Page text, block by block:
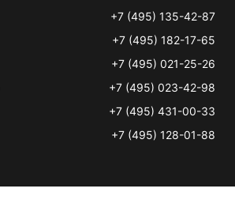
+7 (495) 135-42-87
+7 (495) 182-17-65
+7 (495) 021-25-26
+7 (495) 023-42-98
+7 (495) 431-00-33
+7 (495) 128-01-88